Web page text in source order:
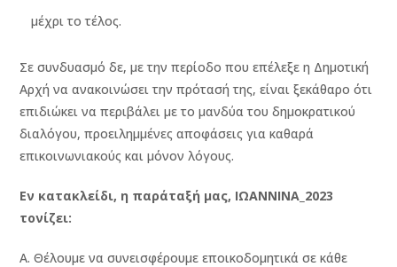
μέχρι το τέλος.
Σε συνδυασμό δε, με την περίοδο που επέλεξε η Δημοτική
Αρχή να ανακοινώσει την πρότασή της, είναι ξεκάθαρο ότι
επιδιώκει να περιβάλει με το μανδύα του δημοκρατικού
διαλόγου, προειλημμένες αποφάσεις για καθαρά
επικοινωνιακούς και μόνον λόγους.
Εν κατακλείδι, η παράταξή μας, ΙΩΑΝΝΙΝΑ_2023
τονίζει:
Α. Θέλουμε να συνεισφέρουμε εποικοδομητικά σε κάθε